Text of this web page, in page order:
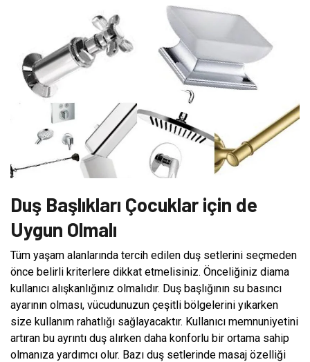
Duş Başlıkları Çocuklar için de
Uygun Olmalı
Tüm yaşam alanlarında tercih edilen duş setlerini seçmeden
önce belirli kriterlere dikkat etmelisiniz. Önceliğiniz diama
kullanıcı alışkanlığınız olmalıdır. Duş başlığının su basıncı
ayarının olması, vücudunuzun çeşitli bölgelerini yıkarken
size kullanım rahatlığı sağlayacaktır. Kullanıcı memnuniyetini
artıran bu ayrıntı duş alırken daha konforlu bir ortama sahip
olmanıza yardımcı olur. Bazı duş setlerinde masaj özelliği